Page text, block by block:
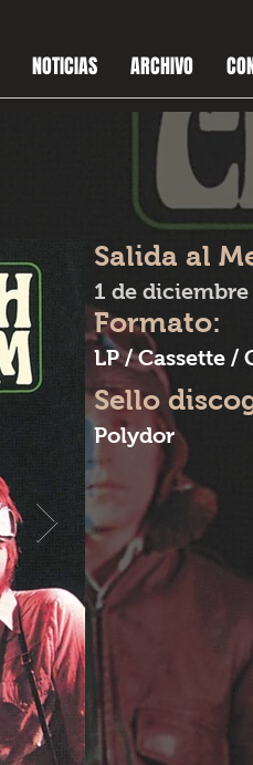
NOTICIAS ARCHIVO
Salida al
1 de diciembre
Formato:
LP / Cassette /
Sello
Polydor